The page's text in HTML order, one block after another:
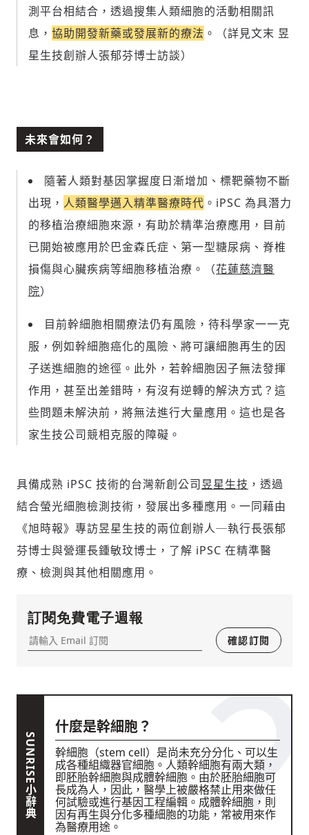
登入或註冊
歡迎您加入《旭時報》
掌握國際政經脈動
參與下一波全球科技革命
輸入 Email 驗證碼
驗證
將此文章當作禮物
可送禮額度：0 | 每月 1 號更新可送禮次數
發送禮物
將此文章當作禮物
您確定要花費 NT49 元
再想一下 確定購買
測平台相結合，透過搜集人類細胞的活動相關訊
息， 協助開發新藥或發展新的療法 。（詳見文末 昱
星生技創辦人張郁芬博士訪談）
未來會如何？
隨著人類對基因掌握度日漸增加、標靶藥物不斷
出現， 人類醫學邁入精準醫療時代 。iPSC 為具潛力
的移植治療細胞來源，有助於精準治療應用，目前
已開始被應用於巴金森氏症、第一型糖尿病、脊椎
損傷與心臟疾病等細胞移植治療。（花蓮慈濟醫
院）
目前幹細胞相關療法仍有風險，待科學家一一克
服，例如幹細胞癌化的風險、將可讓細胞再生的因
子送進細胞的途徑。此外，若幹細胞因子無法發揮
作用，甚至出差錯時，有沒有逆轉的解決方式？這
些問題未解決前，將無法進行大量應用。這也是各
家生技公司競相克服的障礙。
具備成熟 iPSC 技術的台灣新創公司昱星生技 ，透過
結合螢光細胞檢測技術，發展出多種應用。一同藉由
《旭時報》專訪昱星生技的兩位創辦人─執行長張郁
芬博士與營運長鍾敏玟博士，了解 iPSC 在精準醫
療、檢測與其他相關應用。
訂閱免費電子週報
確認訂閱
什麼是幹細胞？
幹細胞（stem cell）是尚未充分分化、可以生
成各種組織器官細胞。人類幹細胞有兩大類，
即胚胎幹細胞與成體幹細胞。由於胚胎細胞可
長成為人，因此，醫學上被嚴格禁止用來做任
何試驗或進行基因工程編輯。成體幹細胞，則
因有再生與分化多種細胞的功能，常被用來作
為醫療用途。
邀請會員
分享
留言連結
新增回應
運用段落闡述想法：表達觀點清楚結構，讓
多元領域交流更有脈絡化
討論聚焦議題本身：尊重不同角度的內容、
避免不理性的用詞：不因個人主觀感受不
同，而使用情緒性攻擊字眼
反對任何型式騷擾：杜絕包含但不限於恐
嚇、髒話、威脅、性暗示等文字
來源）：
留言文字開放授權
留言文字開放引用
陪你從「科技+人文」視角，深入國際政經脈動
35元/週解鎖付費會員專屬內容
✓ 全站深度分析報導文章
立即成為付費會員
已經是付費會員？登入繼續閱讀